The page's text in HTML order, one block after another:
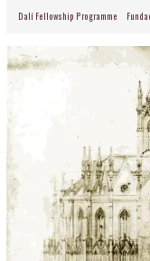
Dalí Fellowship Programme